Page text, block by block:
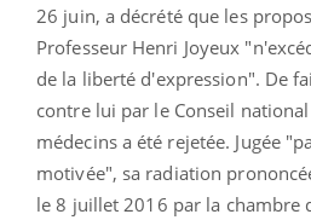
26 juin, a décrété que les
Professeur Henri Joyeux
de la liberté d'expression". De
contre lui par le Conseil
médecins a été rejetée. Jugée
motivée", sa radiation
le 8 juillet 2016 par la chambre